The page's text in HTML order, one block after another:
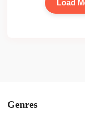
Load
Genres